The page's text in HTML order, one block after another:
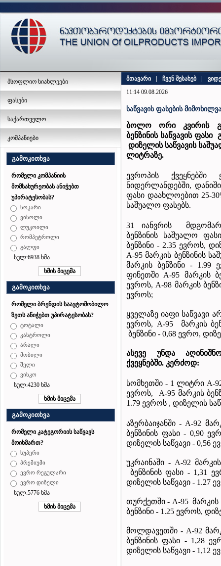
მსოფლიო სიახლეები
ფასები
საქართველო
კომპანიები
გამოკითხვა
რომელი კომპანიის
მომსახურეობას ანიჭებთ
უპირატესობას?
სოკარი
ვისოლი
ლუკოილი
რომპეტროლი
გალფი
სულ:6938 ხმა
გამოკითხვა
რომელი ბრენდის საავტომობილო
ზეთს ანიჭებთ უპირატესობას?
ტოტალი
კასტროლი
არალი
მობილი
შელი
ვისკო
სულ:4230 ხმა
გამოკითხვა
რომელი კატეგორიის საწვავს
მოიხმართ?
სუპერი
პრემიუმი
ევრო რეგულარი
ევრო დიზელი
სულ:5776 ხმა
მთავარი ჩვენ შესახებ
11:14 09.08.2026
საწვავის ფასების
ბოლო ორი კვირის
ბენზინის საწვავის ფასი
დიზელის საწვავის
ლიტრაზე.
ევროპის
ნიდერლანდებში,
ფასი დაახლოებით 25-
საშუალო ფასებს.
31 იანვრის
ბენზინის საშუალო
ბენზინი - 2.35 ევროს,
A-95 მარკის ბენზინის
მარკის ბენზინი - 1.99
ფინეთში A-95 მარკის
ევროს, A-98 მარკის
ევროს;
ყველაზე იაფი საწვავი
ევროს, A-95 მარკის
ბენზინი - 0,68 ევრო,
ასევე უნდა
ქვეყნებში. კერძოდ:
სომხეთში - 1 ლიტრი A-
ევროს, A-95 მარკის
1.79 ევროს , დიზელის
აზერბაიჯანში - A-92
ბენზინის ფასი - 0,90
დიზელის საწვავი - 0,56
უკრაინაში - A-92
ბენზინის ფასი - 1,31
დიზელის საწვავი - 1.27
თურქეთში - A-95 მარკის
ბენზინი - 1.25 ევროს,
მოლდავეთში - A-92
ბენზინის ფასი - 1,28
დიზელის საწვავი - 1,12